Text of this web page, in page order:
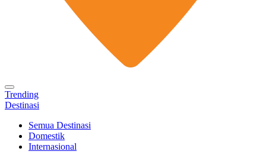
Trending
Destinasi
Semua Destinasi
Domestik
Internasional